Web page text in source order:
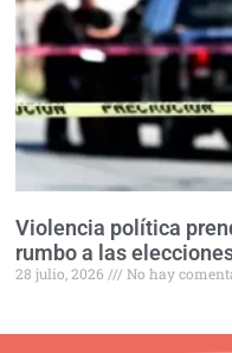
Violencia política
rumbo a las
28 julio, 2026 No hay